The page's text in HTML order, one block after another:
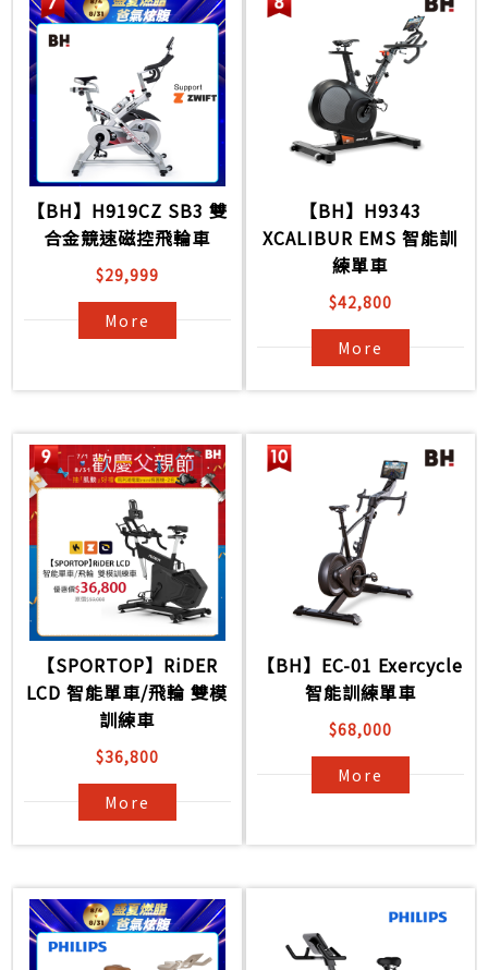
【BH】H919CZ SB3 雙
合金競速磁控飛輪車
$29,999
More
【BH】H9343
XCALIBUR EMS 智能訓
練單車
$42,800
More
【SPORTOP】RiDER
LCD 智能單車/飛輪 雙模
訓練車
$36,800
More
【BH】EC-01 Exercycle
智能訓練單車
$68,000
More